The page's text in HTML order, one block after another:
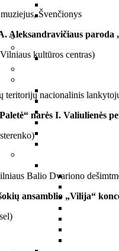
Švenčionys
Aleksandravičiaus paroda
kultūros centras)
teritorijų nacionalinis
narės I. Valiulienės
Balio Dvariono
ansamblio „Vilija“